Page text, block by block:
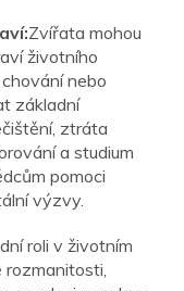
Zvířata mohou
životního
nebo
základní
ztráta
a studium
pomoci
výzvy.
roli v životním
rozmanitosti,